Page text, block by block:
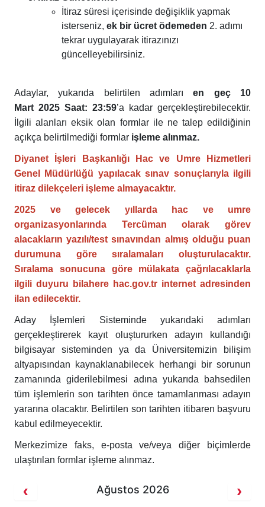
İtiraz süresi içerisinde değişiklik yapmak
isterseniz, ek bir ücret ödemeden 2. adımı
tekrar uygulayarak itirazınızı
güncelleyebilirsiniz.
Adaylar, yukarıda belirtilen adımları en geç 10
Mart 2025 Saat: 23:59’a
kadar gerçekleştirebilecektir.
İlgili alanları eksik olan formlar ile ne talep edildiğinin
açıkça belirtilmediği formlar işleme alınmaz.
Diyanet İşleri Başkanlığı Hac ve Umre Hizmetleri
Genel Müdürlüğü yapılacak sınav sonuçlarıyla ilgili
itiraz dilekçeleri işleme almayacaktır.
2025 ve gelecek yıllarda hac ve umre
organizasyonlarında Tercüman olarak görev
alacakların yazılı/test sınavından almış olduğu puan
durumuna göre sıralamaları oluşturulacaktır.
Sıralama sonucuna göre mülakata çağrılacaklarla
ilgili duyuru bilahere hac.gov.tr internet adresinden
ilan edilecektir.
Aday İşlemleri Sisteminde yukarıdaki adımları
gerçekleştirerek kayıt oluştururken adayın kullandığı
bilgisayar sisteminden ya da Üniversitemizin bilişim
altyapısından kaynaklanabilecek herhangi bir sorunun
zamanında giderilebilmesi adına yukarıda bahsedilen
tüm işlemlerin son tarihten önce tamamlanması adayın
yararına olacaktır. Belirtilen son tarihten itibaren başvuru
kabul edilmeyecektir.
Merkezimize faks, e-posta ve/veya diğer biçimlerde
ulaştırılan formlar işleme alınmaz.
Ağustos 2026